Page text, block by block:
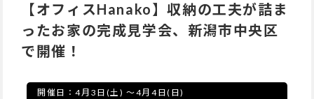
【オフィスHanako】収納の工夫が詰ま
ったお家の完成見学会、新潟市中央区
で開催！
開催日：4月3日(土) ～4月4日(日)